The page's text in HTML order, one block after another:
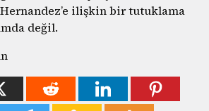
ilişkin bir tutuklama
değil.